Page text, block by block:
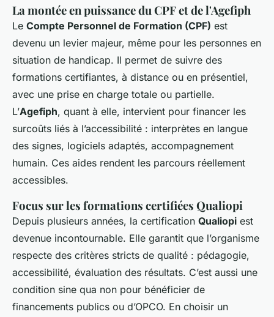
La montée en puissance du CPF et de l'Agefiph
Le Compte Personnel de Formation (CPF) est
devenu un levier majeur, même pour les personnes en
situation de handicap. Il permet de suivre des
formations certifiantes, à distance ou en présentiel,
avec une prise en charge totale ou partielle.
L’Agefiph, quant à elle, intervient pour financer les
surcoûts liés à l’accessibilité : interprètes en langue
des signes, logiciels adaptés, accompagnement
humain. Ces aides rendent les parcours réellement
accessibles.
Focus sur les formations certifiées Qualiopi
Depuis plusieurs années, la certification Qualiopi est
devenue incontournable. Elle garantit que l’organisme
respecte des critères stricts de qualité : pédagogie,
accessibilité, évaluation des résultats. C’est aussi une
condition sine qua non pour bénéficier de
financements publics ou d’OPCO. En choisir un